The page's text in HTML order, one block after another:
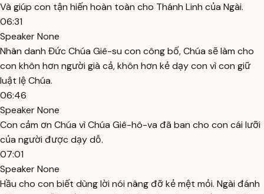
Và giúp con tận hiến hoàn toàn cho Thánh Linh của Ngài.
06:31
Speaker None
Nhân danh Đức Chúa Giê-su con công bố, Chúa sẽ làm cho
con khôn hơn người già cả, khôn hơn kẻ dạy con vì con giữ
luật lệ Chúa.
06:46
Speaker None
Con cảm ơn Chúa vì Chúa Giê-hô-va đã ban cho con cái lưỡi
của người được dạy dỗ.
07:01
Speaker None
Hầu cho con biết dùng lời nói nâng đỡ kẻ mệt mỏi. Ngài đánh